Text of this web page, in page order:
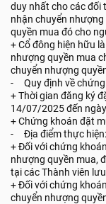
duy nhất cho các đối
nhận chuyển
quyền mua đó cho
+ Cổ đông hiện hữu
nhượng quyền mua
chuyển nhượng
- Quy định về chứng
+ Thời gian đăng ký
14/07/2025 đến
+ Chứng khoán đặt
- Địa điểm thực hiện:
+ Đối với chứng
nhượng quyền mua,
tại các Thành viên
+ Đối với chứng
chuyển nhượng